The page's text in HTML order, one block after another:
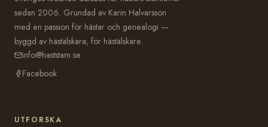
sedan 2006. Grundad av Karin Halvarsson
med en passion för hästar och genealogi —
byggd av hästälskare, för hästälskare.
info@haststam.se
Facebook
UTFORSKA